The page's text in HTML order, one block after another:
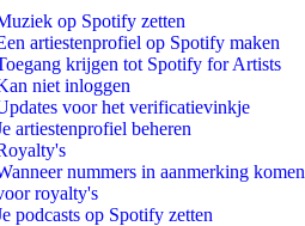
op Spotify zetten
artiestenprofiel op Spotify maken
krijgen tot Spotify for Artists
niet inloggen
voor het verificatievinkje
artiestenprofiel beheren
nummers in aanmerking komen
royalty's
podcasts op Spotify zetten